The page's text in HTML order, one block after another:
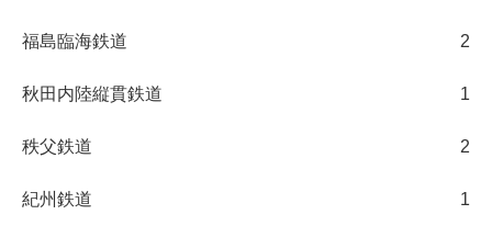
福島臨海鉄道 2
秋田内陸縦貫鉄道 1
秩父鉄道 2
紀州鉄道 1